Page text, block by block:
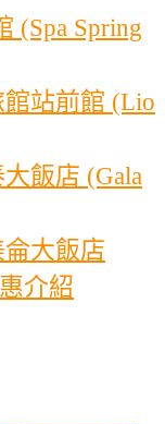
(Spa Spring
站前館 (Lio
飯店 (Gala
大飯店
介紹